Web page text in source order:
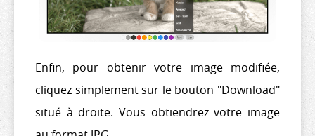
Enfin, pour obtenir votre image modifiée,
cliquez simplement sur le bouton "Download"
situé à droite. Vous obtiendrez votre image